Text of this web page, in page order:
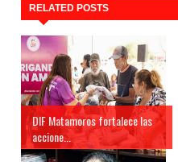
RELATED POSTS
DIF Matamoros fortalece las
accione...